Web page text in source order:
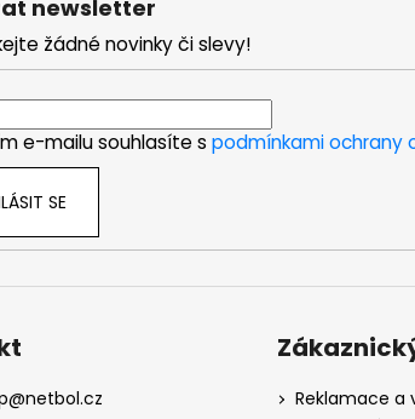
newsletter
žádné novinky či slevy!
e-mailu souhlasíte s podmínkami ochrany
SE
@netbol.cz
Reklamace a